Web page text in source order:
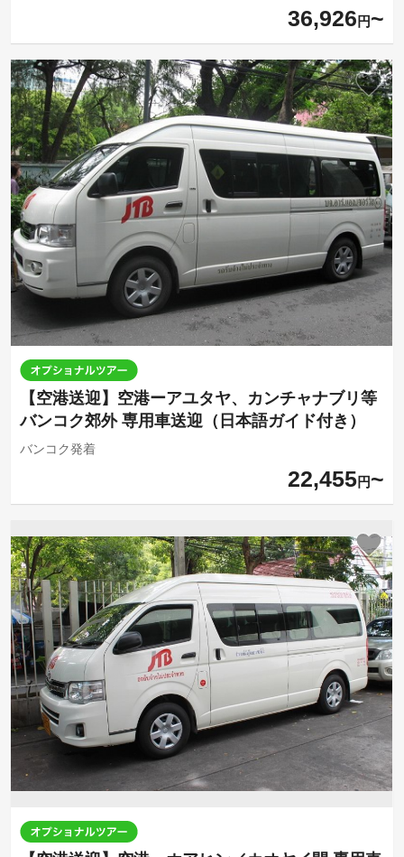
36,926 円
【空港送迎】空港ーアユタヤ、カンチャナブリ等
バンコク郊外 専用車送迎（日本語ガイド付き）
バンコク発着
22,455円